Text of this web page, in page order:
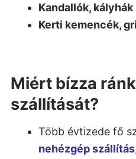
Kandallók, kályhák
Kerti kemencék,
Miért bízza
szállítását?
Több évtizede fő
nehézgép szállítás